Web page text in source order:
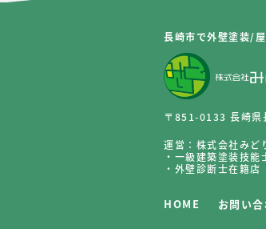
長崎市で外壁塗装/
〒851-0133 長崎県
運営：株式会社みど
・一級建築塗装技能
・外壁診断士在籍店
HOME お問い合